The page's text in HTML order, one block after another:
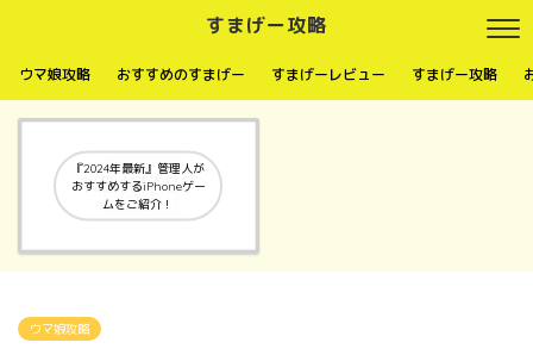
すまげー攻略
ウマ娘攻略 おすすめのすまげー すまげーレビュー すまげー攻略
『2024年最新』管理人が
おすすめするiPhoneゲー
ムをご紹介！
ウマ娘攻略